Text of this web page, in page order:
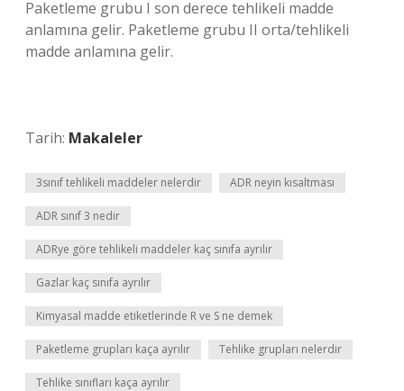
Paketleme grubu I son derece tehlikeli madde
anlamına gelir. Paketleme grubu II orta/tehlikeli
madde anlamına gelir.
Tarih: Makaleler
3sınıf tehlikeli maddeler nelerdir ADR neyin kısaltması
ADR sınıf 3 nedir
ADRye göre tehlikeli maddeler kaç sınıfa ayrılır
Gazlar kaç sınıfa ayrılır
Kimyasal madde etiketlerinde R ve S ne demek
Paketleme grupları kaça ayrılır Tehlike grupları nelerdir
Tehlike sınıfları kaça ayrılır